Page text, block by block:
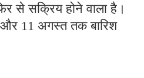
से सक्रिय होने वाला है।
और 11 अगस्त तक बारिश